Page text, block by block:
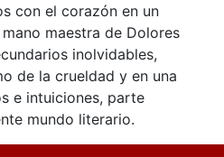
con el corazón en un
maestra de Dolores
inolvidables,
de la crueldad y en una
e intuiciones, parte
mundo literario.